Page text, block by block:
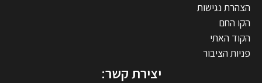
הצהרת נגישות
הקו החם
הקוד האתי
פניות הציבור
יצירת קשר: